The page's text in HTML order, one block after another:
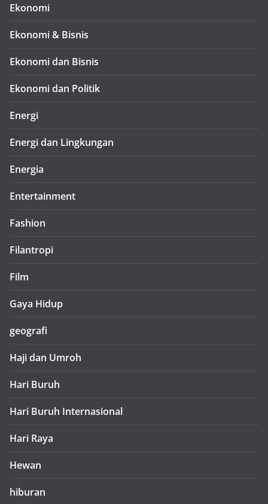
Ekonomi
Ekonomi & Bisnis
Ekonomi dan Bisnis
Ekonomi dan Politik
Energi
Energi dan Lingkungan
Energia
Entertainment
Fashion
Filantropi
Film
Gaya Hidup
geografi
Haji dan Umroh
Hari Buruh
Hari Buruh Internasional
Hari Raya
Hewan
hiburan